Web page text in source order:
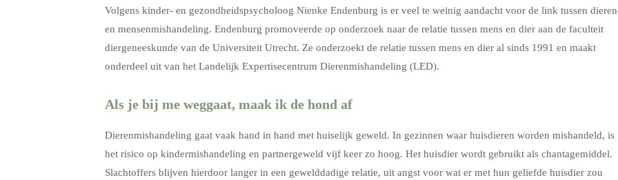
Volgens kinder- en gezondheidspsycholoog Nienke Endenburg is er veel te weinig aandacht voor de link tussen
en mensenmishandeling. Endenburg promoveerde op onderzoek naar de relatie tussen mens en dier aan de faculteit
diergeneeskunde van de Universiteit Utrecht. Ze onderzoekt de relatie tussen mens en dier al sinds 1991 en maakt
onderdeel uit van het Landelijk Expertisecentrum Dierenmishandeling (LED).
Als je bij me weggaat, maak ik de hond af
Dierenmishandeling gaat vaak hand in hand met huiselijk geweld. In gezinnen waar huisdieren worden mishandeld, is
het risico op kindermishandeling en partnergeweld vijf keer zo hoog. Het huisdier wordt gebruikt als chantagemiddel.
Slachtoffers blijven hierdoor langer in een gewelddadige relatie, uit angst voor wat er met hun geliefde huisdier zou